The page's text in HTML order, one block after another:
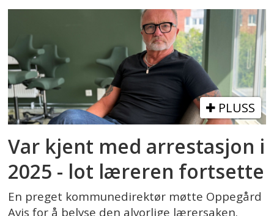
PLUSS
Var kjent med arrestasjon i
2025 - lot læreren fortsette
En preget kommunedirektør møtte Oppegård
Avis for å belyse den alvorlige lærersaken.